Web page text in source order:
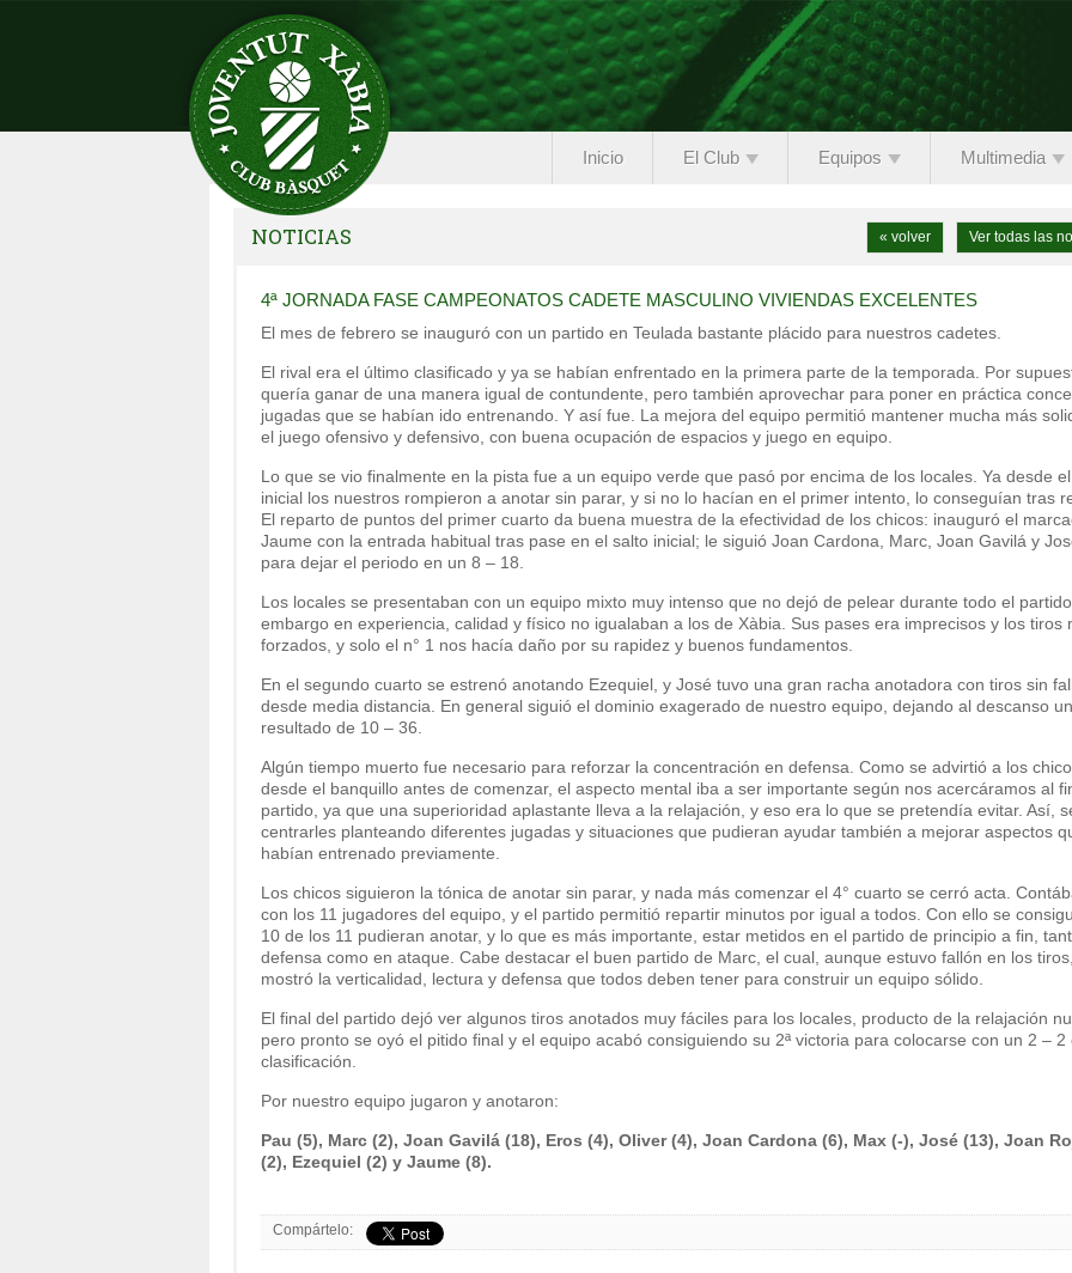
Inicio El Club Equipos Multimedia
NOTICIAS Ver todas las
« volver
4ª JORNADA FASE CAMPEONATOS CADETE MASCULINO VIVIENDAS EXCELENTES
El mes de febrero se inauguró con un partido en Teulada bastante plácido para nuestros cadetes.
El rival era el último clasificado y ya se habían enfrentado en la primera parte de la temporada. Por
quería ganar de una manera igual de contundente, pero también aprovechar para poner en práctica
jugadas que se habían ido entrenando. Y así fue. La mejora del equipo permitió mantener mucha más
el juego ofensivo y defensivo, con buena ocupación de espacios y juego en equipo.
Lo que se vio finalmente en la pista fue a un equipo verde que pasó por encima de los locales. Ya desde
inicial los nuestros rompieron a anotar sin parar, y si no lo hacían en el primer intento, lo conseguían tras
El reparto de puntos del primer cuarto da buena muestra de la efectividad de los chicos: inauguró el
Jaume con la entrada habitual tras pase en el salto inicial; le siguió Joan Cardona, Marc, Joan Gavilá y
para dejar el periodo en un 8 – 18.
Los locales se presentaban con un equipo mixto muy intenso que no dejó de pelear durante todo el
embargo en experiencia, calidad y físico no igualaban a los de Xàbia. Sus pases era imprecisos y los tiros
forzados, y solo el n° 1 nos hacía daño por su rapidez y buenos fundamentos.
En el segundo cuarto se estrenó anotando Ezequiel, y José tuvo una gran racha anotadora con tiros sin
desde media distancia. En general siguió el dominio exagerado de nuestro equipo, dejando al descanso un
resultado de 10 – 36.
Algún tiempo muerto fue necesario para reforzar la concentración en defensa. Como se advirtió a los
desde el banquillo antes de comenzar, el aspecto mental iba a ser importante según nos acercáramos al
partido, ya que una superioridad aplastante lleva a la relajación, y eso era lo que se pretendía evitar. Así,
centrarles planteando diferentes jugadas y situaciones que pudieran ayudar también a mejorar aspectos
habían entrenado previamente.
Los chicos siguieron la tónica de anotar sin parar, y nada más comenzar el 4° cuarto se cerró acta.
con los 11 jugadores del equipo, y el partido permitió repartir minutos por igual a todos. Con ello se
10 de los 11 pudieran anotar, y lo que es más importante, estar metidos en el partido de principio a fin,
defensa como en ataque. Cabe destacar el buen partido de Marc, el cual, aunque estuvo fallón en los
mostró la verticalidad, lectura y defensa que todos deben tener para construir un equipo sólido.
El final del partido dejó ver algunos tiros anotados muy fáciles para los locales, producto de la relajación
pero pronto se oyó el pitido final y el equipo acabó consiguiendo su 2ª victoria para colocarse con un 2 – 2
clasificación.
Por nuestro equipo jugaron y anotaron:
Pau (5), Marc (2), Joan Gavilá (18), Eros (4), Oliver (4), Joan Cardona (6), Max (-), José (13), Joan
(2), Ezequiel (2) y Jaume (8).
Compártelo: